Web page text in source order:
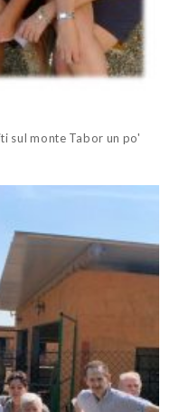
sul monte Tabor un po'